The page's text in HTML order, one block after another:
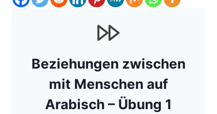
Beziehungen zwischen
mit Menschen auf
Arabisch – Übung 1